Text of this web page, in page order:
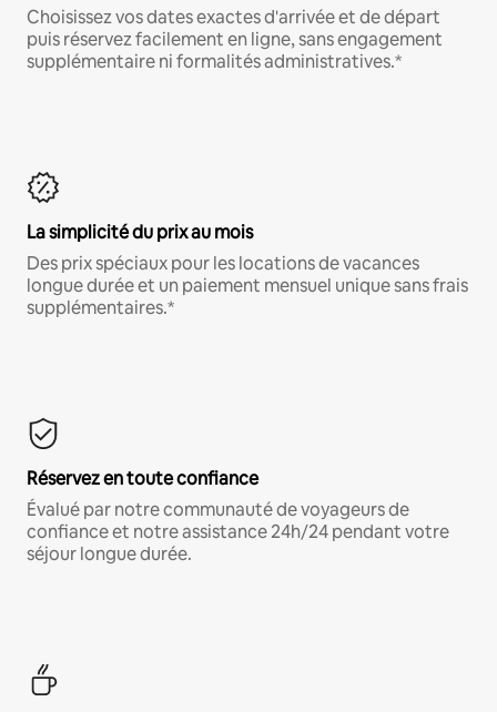
Choisissez vos dates exactes d'arrivée et de départ
puis réservez facilement en ligne, sans engagement
supplémentaire ni formalités administratives.*
La simplicité du prix au mois
Des prix spéciaux pour les locations de vacances
longue durée et un paiement mensuel unique sans frais
supplémentaires.*
Réservez en toute confiance
Évalué par notre communauté de voyageurs de
confiance et notre assistance 24h/24 pendant votre
séjour longue durée.